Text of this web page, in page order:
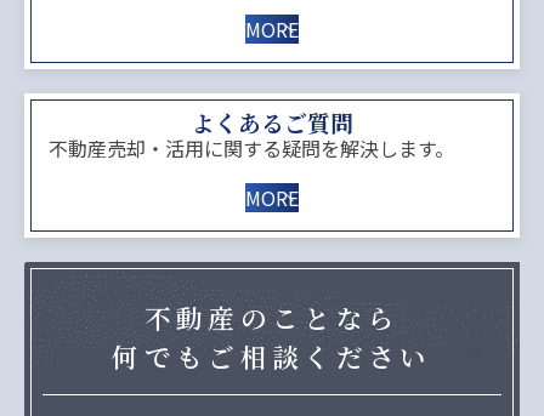
MORE
よくあるご質問
不動産売却・活用に関する疑問を解決します。
MORE
不動産のことなら
何でもご相談ください